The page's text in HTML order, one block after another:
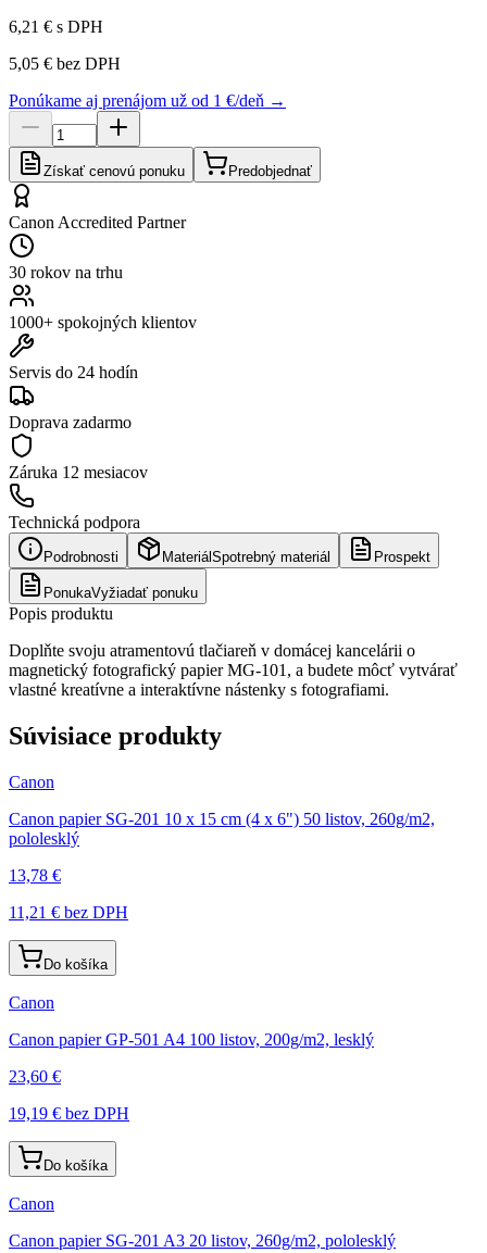
6,21 € s DPH
5,05 € bez DPH
Ponúkame aj prenájom už od 1 €/deň →
Získať cenovú ponuku Predobjednať
Canon Accredited Partner
30 rokov na trhu
1000+ spokojných klientov
Servis do 24 hodín
Doprava zadarmo
Záruka 12 mesiacov
Technická podpora
Podrobnosti Materiál Spotrebný materiál Prospekt
PonukaVyžiadať ponuku
Popis produktu
Doplňte svoju atramentovú tlačiareň v domácej kancelárii o
magnetický fotografický papier MG-101, a budete môcť vytvárať
vlastné kreatívne a interaktívne nástenky s fotografiami.
Súvisiace produkty
Canon
Canon papier SG-201 10 x 15 cm (4 x 6") 50 listov, 260g/m2,
pololesklý
13,78 €
11,21 € bez DPH
Do košíka
Canon
Canon papier GP-501 A4 100 listov, 200g/m2, lesklý
23,60 €
19,19 € bez DPH
Do košíka
Canon
Canon papier SG-201 A3 20 listov, 260g/m2, pololesklý